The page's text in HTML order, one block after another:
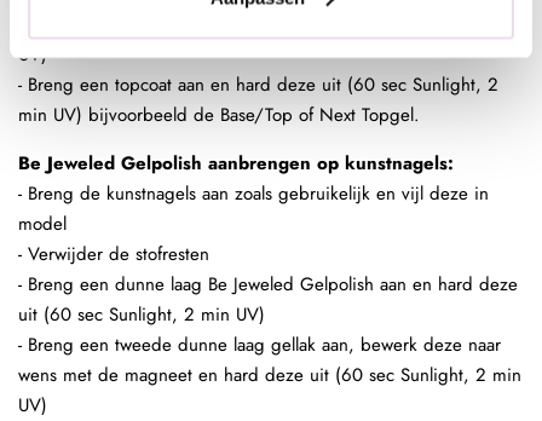
UV)
- Breng een topcoat aan en hard deze uit (60 sec Sunlight, 2
min UV) bijvoorbeeld de Base/Top of Next Topgel.
Be Jeweled Gelpolish aanbrengen op kunstnagels:
- Breng de kunstnagels aan zoals gebruikelijk en vijl deze in
model
- Verwijder de stofresten
- Breng een dunne laag Be Jeweled Gelpolish aan en hard deze
uit (60 sec Sunlight, 2 min UV)
- Breng een tweede dunne laag gellak aan, bewerk deze naar
wens met de magneet en hard deze uit (60 sec Sunlight, 2 min
UV)